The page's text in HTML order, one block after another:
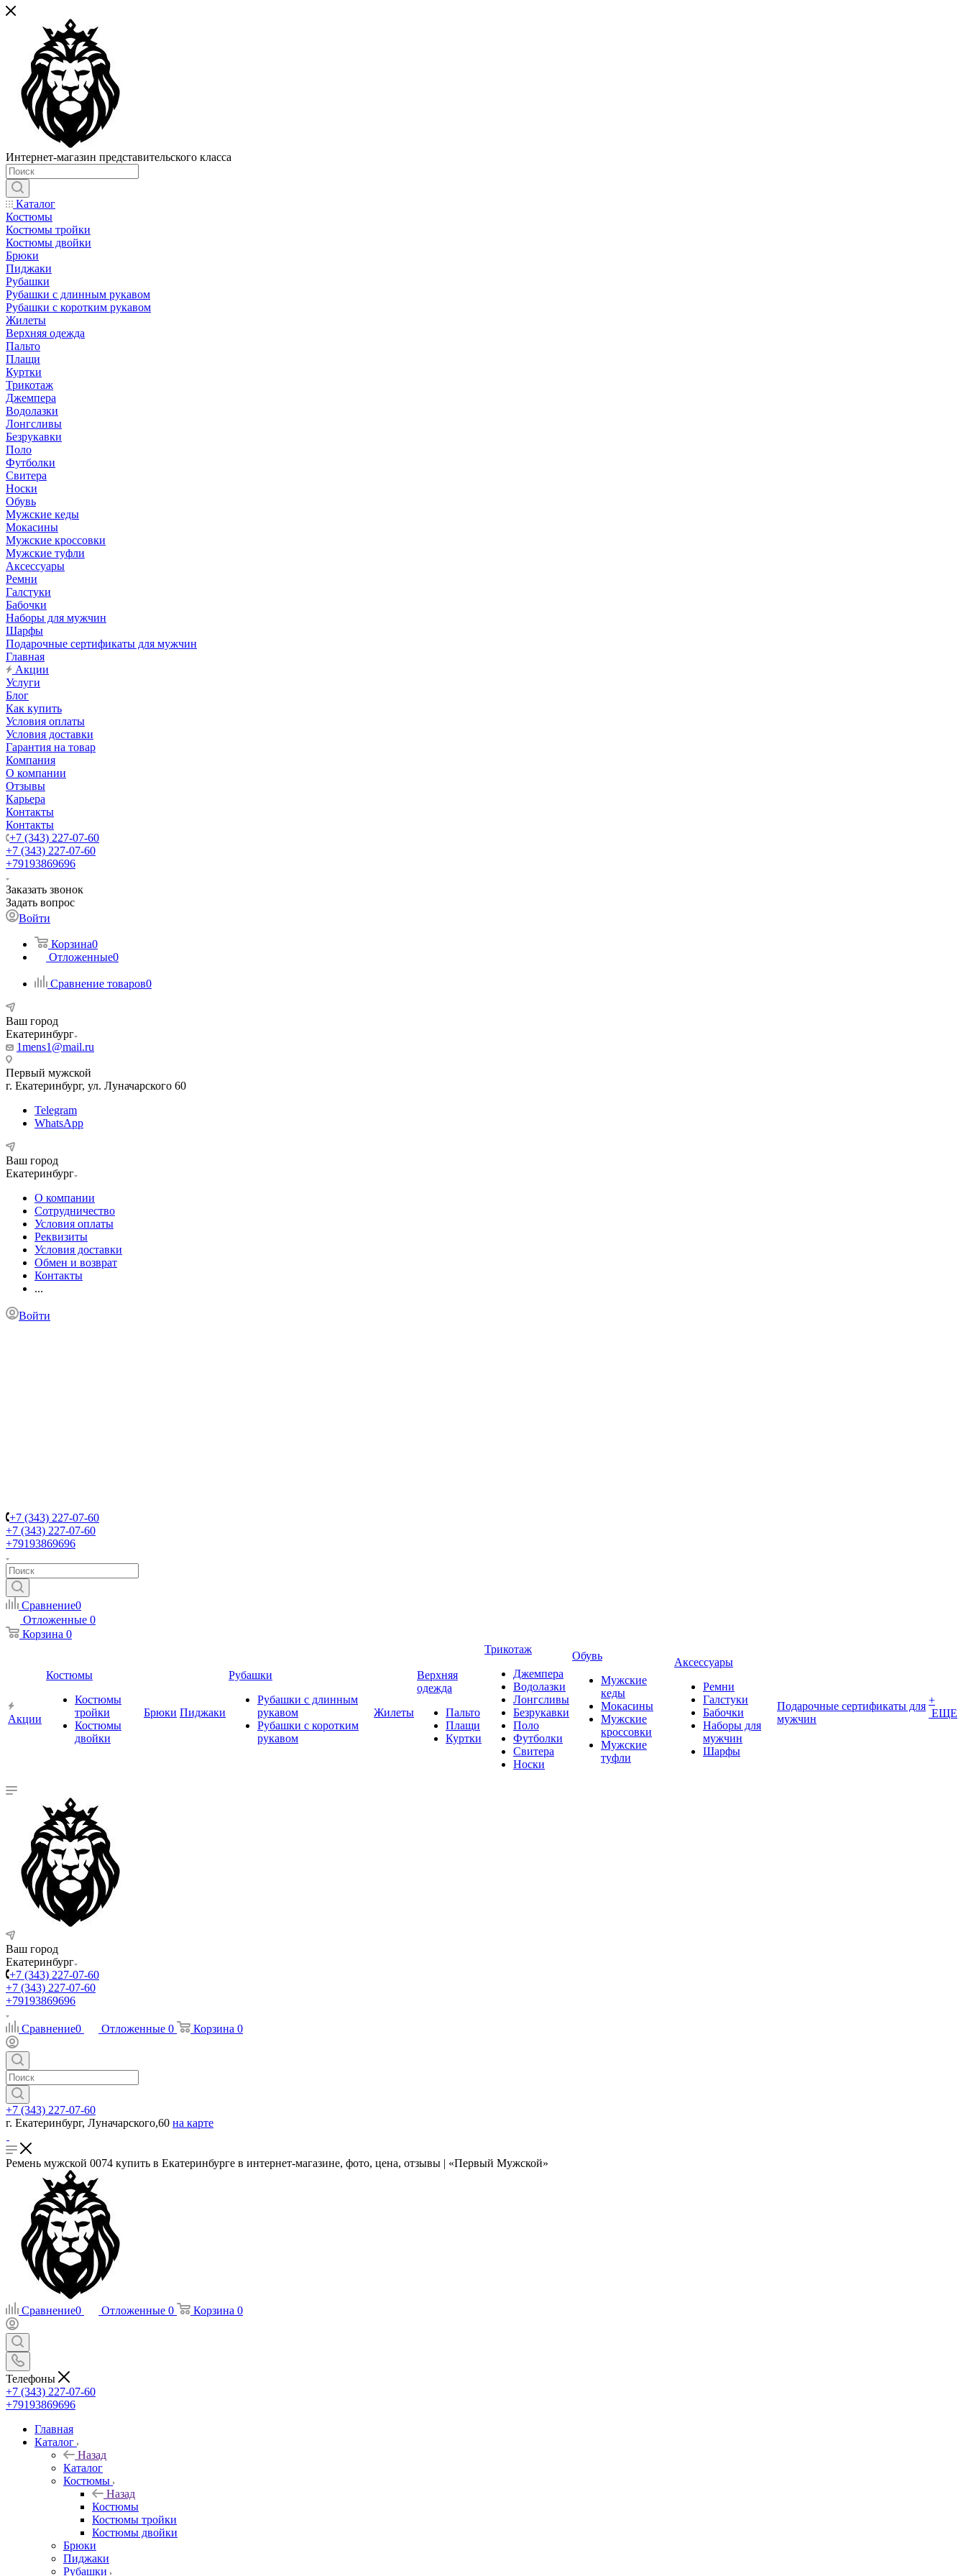
Интернет-магазин представительского класса
Каталог
Костюмы
Костюмы тройки
Костюмы двойки
Брюки
Пиджаки
Рубашки
Рубашки с длинным рукавом
Рубашки с коротким рукавом
Жилеты
Верхняя одежда
Пальто
Плащи
Куртки
Трикотаж
Джемпера
Водолазки
Лонгсливы
Безрукавки
Поло
Футболки
Свитера
Носки
Обувь
Мужские кеды
Мокасины
Мужские кроссовки
Мужские туфли
Аксессуары
Ремни
Галстуки
Бабочки
Наборы для мужчин
Шарфы
Подарочные сертификаты для мужчин
Главная
Акции
Услуги
Блог
Как купить
Условия оплаты
Условия доставки
Гарантия на товар
Компания
О компании
Отзывы
Карьера
Контакты
Контакты
+7 (343) 227-07-60
+7 (343) 227-07-60
+79193869696
Заказать звонок
Задать вопрос
Войти
Корзина0
Отложенные0
Сравнение товаров0
Ваш город
Екатеринбург
1mens1@mail.ru
Первый мужской
г. Екатеринбург, ул. Луначарского 60
Telegram
WhatsApp
Ваш город
Екатеринбург
О компании
Сотрудничество
Условия оплаты
Реквизиты
Условия доставки
Обмен и возврат
Контакты
...
Войти
+7 (343) 227-07-60
+7 (343) 227-07-60
+79193869696
Сравнение0
Отложенные 0
Корзина 0
Акции
Костюмы
Костюмы
тройки
Костюмы
двойки
Брюки Пиджаки
Рубашки
Рубашки с длинным
рукавом
Рубашки с коротким
рукавом
Жилеты
Верхняя
одежда
Пальто
Плащи
Куртки
Трикотаж
Джемпера
Водолазки
Лонгсливы
Безрукавки
Поло
Футболки
Свитера
Носки
Обувь
Мужские
кеды
Мокасины
Мужские
кроссовки
Мужские
туфли
Аксессуары
Ремни
Галстуки
Бабочки
Наборы для
мужчин
Шарфы
Подарочные сертификаты для
мужчин
+
ЕЩЕ
Ваш город
Екатеринбург
+7 (343) 227-07-60
+7 (343) 227-07-60
+79193869696
Сравнение0 Отложенные 0 Корзина 0
+7 (343) 227-07-60
г. Екатеринбург, Луначарского,60 на карте
Ремень мужской 0074 купить в Екатеринбурге в интернет-магазине, фото, цена, отзывы | «Первый Мужской»
Сравнение0 Отложенные 0 Корзина 0
Телефоны
+7 (343) 227-07-60
+79193869696
Главная
Каталог
Назад
Каталог
Костюмы
Назад
Костюмы
Костюмы тройки
Костюмы двойки
Брюки
Пиджаки
Рубашки